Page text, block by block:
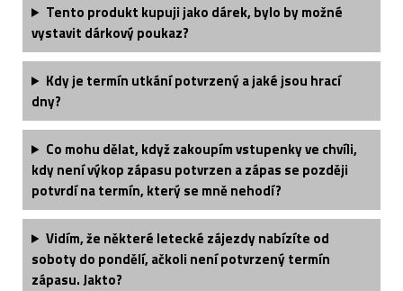
Tento produkt kupuji jako dárek, bylo by možné
vystavit dárkový poukaz?
Kdy je termín utkání potvrzený a jaké jsou hrací
dny?
Co mohu dělat, když zakoupím vstupenky ve chvíli,
kdy není výkop zápasu potvrzen a zápas se později
potvrdí na termín, který se mně nehodí?
Vidím, že některé letecké zájezdy nabízíte od
soboty do pondělí, ačkoli není potvrzený termín
zápasu. Jakto?